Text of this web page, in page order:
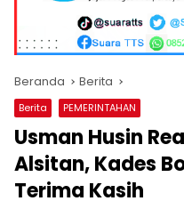
Beranda Berita
Berita PEMERINTAHAN
Usman Husin
Alsitan, Kades
Terima Kasih